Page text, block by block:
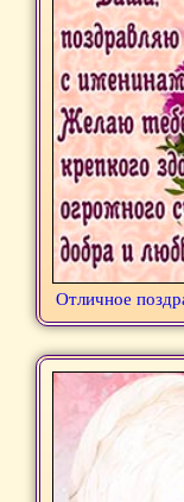
Отличное